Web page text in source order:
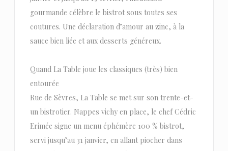
gourmande célèbre le bistrot sous toutes ses
coutures. Une déclaration d’amour au zinc, à la
sauce bien liée et aux desserts généreux.
Quand La Table joue les classiques (très) bien
entourée
Rue de Sèvres, La Table se met sur son trente-et-
un bistrotier. Nappes vichy en place, le chef Cédric
Erimée signe un menu éphémère 100 % bistrot,
servi jusqu’au 31 janvier, en allant piocher dans